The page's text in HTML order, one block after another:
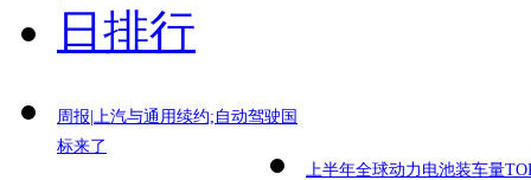
日排行
周报|上汽与通用续约;自动驾驶国
标来了
上半年全球动力电池装车量